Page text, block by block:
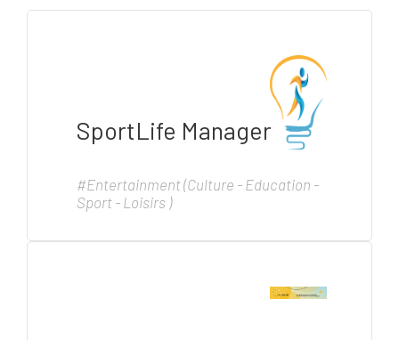
SportLife Manager
#Entertainment (Culture - Education -
Sport - Loisirs )